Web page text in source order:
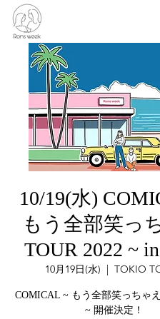
10/19(水)
もう全部笑っ
TOUR 2022 ~
10月19日(水)
  |
TOKIO
COMICAL ~ もう全部笑っちゃ
~ 開催決定！